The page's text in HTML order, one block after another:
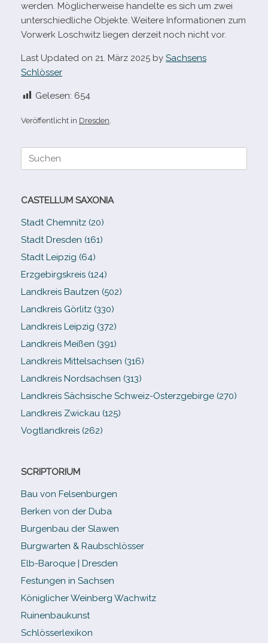
wer­den. Möglicherweise han­delte es sich um zwei
unter­schied­li­che Objekte. Weitere Informationen zum
Vorwerk Loschwitz lie­gen der­zeit noch nicht vor.
Last Updated on 21. März 2025 by Sachsens
Schlösser
Gelesen: 654
Veröffentlicht in Dresden
Suche
CASTELLUM SAXONIA
Stadt Chemnitz (20)
Stadt Dresden (161)
Stadt Leipzig (64)
Erzgebirgskreis (124)
Landkreis Bautzen (502)
Landkreis Görlitz (330)
Landkreis Leipzig (372)
Landkreis Meißen (391)
Landkreis Mittelsachsen (316)
Landkreis Nordsachsen (313)
Landkreis Sächsische Schweiz-​Osterzgebirge (270)
Landkreis Zwickau (125)
Vogtlandkreis (262)
SCRIPTORIUM
Bau von Felsenburgen
Berken von der Duba
Burgenbau der Slawen
Burgwarten & Raubschlösser
Elb-​Baroque | Dresden
Festungen in Sachsen
Königlicher Weinberg Wachwitz
Ruinenbaukunst
Schlösserlexikon